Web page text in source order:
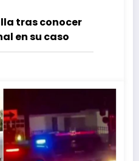
tras conocer
en su caso